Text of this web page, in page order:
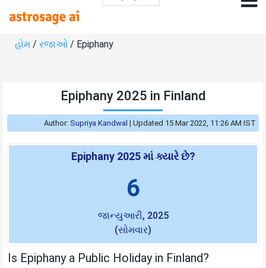
હોમ / રજાઓ / Epiphany
Epiphany 2025 in Finland
Author: Supriya Kandwal | Updated 15 Mar 2022, 11:26 AM IST
Epiphany 2025 માં ક્યારે છે?
6
જાન્યુઆરી, 2025
(સોમવાર)
Is Epiphany a Public Holiday in Finland?